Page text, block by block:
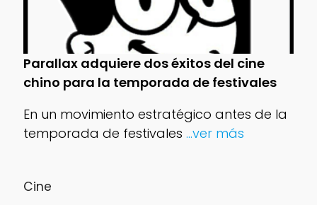
Cine
Parallax adquiere dos éxitos del cine
chino para la temporada de festivales
En un movimiento estratégico antes de la
temporada de festivales ...ver más